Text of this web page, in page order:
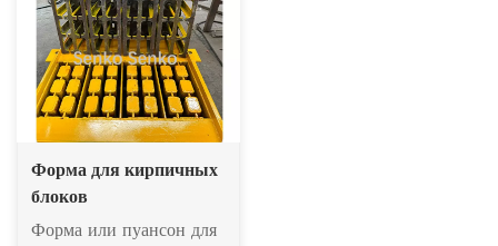
Форма для кирпичных
блоков
Форма или пуансон для